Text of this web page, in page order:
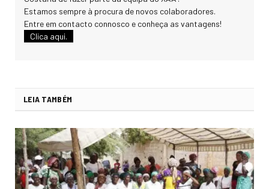
Estamos sempre à procura de novos colaboradores.
Entre em contacto connosco e conheça as vantagens!
Clica aqui.
LEIA TAMBÉM